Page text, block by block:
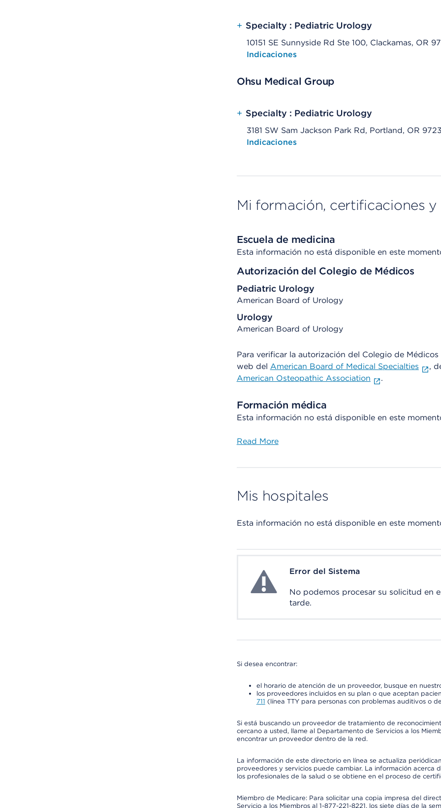
+ Specialty : Pediatric Urology
10151 SE Sunnyside Rd Ste 100, Clackamas, OR
Opens native map application on mobile devices
Indicaciones
Ohsu Medical Group
+ Specialty : Pediatric Urology
3181 SW Sam Jackson Park Rd, Portland, OR
Opens native map application on mobile devices
Indicaciones
Mi formación, certificaciones y
Escuela de medicina
Esta información no está disponible en este
Autorización del Colegio de Médicos
Pediatric Urology
American Board of Urology
Urology
American Board of Urology
Para verificar la autorización del Colegio de
web del American Board of Medical Specialties ,
American Osteopathic Association
.
Formación médica
Esta información no está disponible en este
Read More
Mis hospitales
Esta información no está disponible en este
System ErrorError del Sistema
No podemos procesar su solicitud en
tarde.
Si desea encontrar:
el horario de atención de un proveedor, busque en
los proveedores incluidos en su plan o que aceptan
711 (línea TTY para personas con problemas auditivos o
Si está buscando un proveedor de tratamiento de
cercano a usted, llame al Departamento de Servicios a los
encontrar un proveedor dentro de la red.
La información de este directorio en línea se actualiza
proveedores y servicios puede cambiar. La información acerca
los profesionales de la salud o se obtiene en el proceso de
Miembro de Medicare: Para solicitar una copia impresa del
Servicio a los Miembros al 1-877-221-8221, los siete días de la